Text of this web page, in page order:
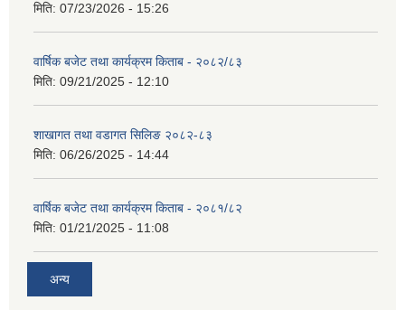
मिति: 07/23/2026 - 15:26
वार्षिक बजेट तथा कार्यक्रम किताब - २०८२/८३
मिति: 09/21/2025 - 12:10
शाखागत तथा वडागत सिलिङ २०८२-८३
मिति: 06/26/2025 - 14:44
वार्षिक बजेट तथा कार्यक्रम किताब - २०८१/८२
मिति: 01/21/2025 - 11:08
अन्य